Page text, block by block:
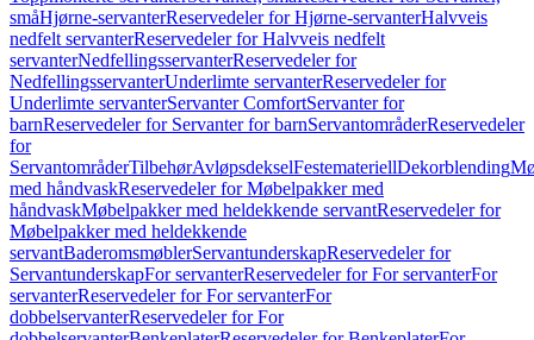
småHjørne-servanterReservedeler for Hjørne-servanterHalvveis
nedfelt servanterReservedeler for Halvveis nedfelt
servanterNedfellingsservanterReservedeler for
NedfellingsservanterUnderlimte servanterReservedeler for
Underlimte servanterServanter ComfortServanter for
barnReservedeler for Servanter for barnServantområderReservedeler
for
ServantområderTilbehørAvløpsdekselFestemateriellDekorblending
med håndvaskReservedeler for Møbelpakker med
håndvaskMøbelpakker med heldekkende servantReservedeler for
Møbelpakker med heldekkende
servantBaderomsmøblerServantunderskapReservedeler for
ServantunderskapFor servanterReservedeler for For servanterFor
servanterReservedeler for For servanterFor
dobbelservanterReservedeler for For